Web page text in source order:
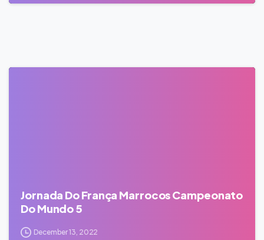
Jornada Do França Marrocos Campeonato
Do Mundo 5
December 13, 2022